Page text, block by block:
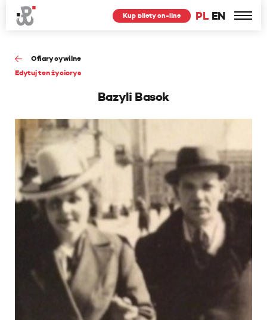
PL EN
Kup bilety on-line
Ofiary cywilne
Edytuj ten życiorys
Bazyli Basok